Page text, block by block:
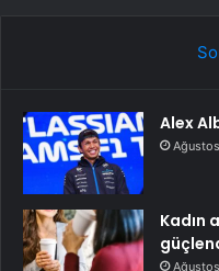
Alex
Kadın